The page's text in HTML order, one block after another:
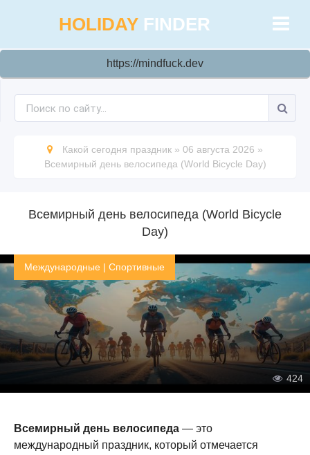
HOLIDAY FINDER
https://mindfuck.dev
Какой сегодня праздник » 06 августа 2026 »
Всемирный день велосипеда (World Bicycle Day)
Всемирный день велосипеда (World Bicycle
Day)
Международные | Спортивные
424
Всемирный день велосипеда — это
международный праздник, который отмечается